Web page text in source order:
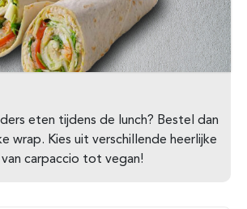
eten tijdens de lunch? Bestel dan
wrap. Kies uit verschillende heerlijke
carpaccio tot vegan!